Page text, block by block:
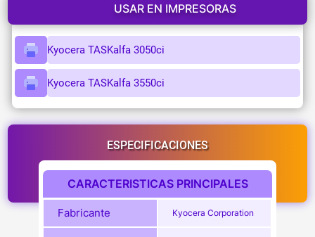
USAR EN IMPRESORAS
Kyocera TASKalfa 3050ci
Kyocera TASKalfa 3550ci
ESPECIFICACIONES
CARACTERISTICAS PRINCIPALES
Fabricante Kyocera Corporation